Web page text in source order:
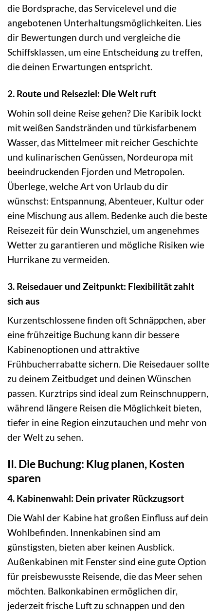
die Bordsprache, das Servicelevel und die
angebotenen Unterhaltungsmöglichkeiten. Lies
dir Bewertungen durch und vergleiche die
Schiffsklassen, um eine Entscheidung zu treffen,
die deinen Erwartungen entspricht.
2. Route und Reiseziel: Die Welt ruft
Wohin soll deine Reise gehen? Die Karibik lockt
mit weißen Sandstränden und türkisfarbenem
Wasser, das Mittelmeer mit reicher Geschichte
und kulinarischen Genüssen, Nordeuropa mit
beeindruckenden Fjorden und Metropolen.
Überlege, welche Art von Urlaub du dir
wünschst: Entspannung, Abenteuer, Kultur oder
eine Mischung aus allem. Bedenke auch die beste
Reisezeit für dein Wunschziel, um angenehmes
Wetter zu garantieren und mögliche Risiken wie
Hurrikane zu vermeiden.
3. Reisedauer und Zeitpunkt: Flexibilität zahlt
sich aus
Kurzentschlossene finden oft Schnäppchen, aber
eine frühzeitige Buchung kann dir bessere
Kabinenoptionen und attraktive
Frühbucherrabatte sichern. Die Reisedauer sollte
zu deinem Zeitbudget und deinen Wünschen
passen. Kurztrips sind ideal zum Reinschnuppern,
während längere Reisen die Möglichkeit bieten,
tiefer in eine Region einzutauchen und mehr von
der Welt zu sehen.
II. Die Buchung: Klug planen, Kosten
sparen
4. Kabinenwahl: Dein privater Rückzugsort
Die Wahl der Kabine hat großen Einfluss auf dein
Wohlbefinden. Innenkabinen sind am
günstigsten, bieten aber keinen Ausblick.
Außenkabinen mit Fenster sind eine gute Option
für preisbewusste Reisende, die das Meer sehen
möchten. Balkonkabinen ermöglichen dir,
jederzeit frische Luft zu schnappen und den